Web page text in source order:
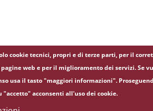
cookie tecnici, propri e di terze parti, per il
web e per il miglioramento dei servizi. Se
usa il tasto "maggiori informazioni".
"accetto" acconsenti all'uso dei cookie.